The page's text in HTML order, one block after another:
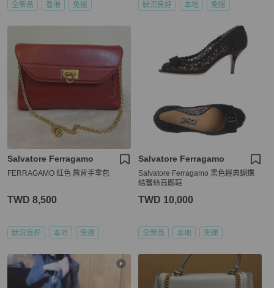
全新品 香港 免運 狀況良好 本地 免運
Salvatore Ferragamo
FERRAGAMO 紅色 肩背手拿包
TWD 8,500
狀況良好 本地 免運
Salvatore Ferragamo
Salvatore Ferragamo 黑色經典蝴蝶
結蕾絲高跟鞋
TWD 10,000
全新品 本地 免運